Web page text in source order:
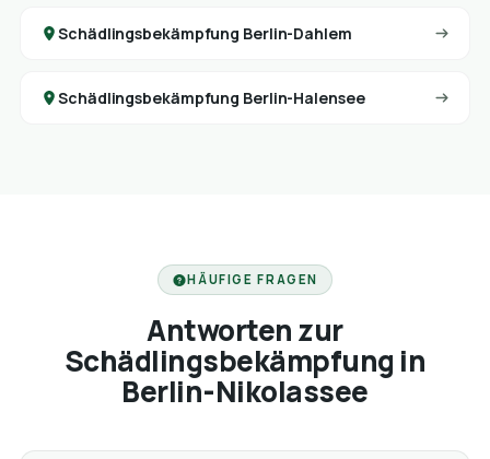
Schädlingsbekämpfung Berlin-Dahlem
Schädlingsbekämpfung Berlin-Halensee
HÄUFIGE FRAGEN
Antworten zur
Schädlingsbekämpfung in
Berlin-Nikolassee